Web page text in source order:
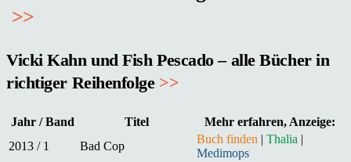
>>
Vicki Kahn und Fish Pescado – alle Bücher in
richtiger Reihenfolge >>
Jahr / Band Titel
Mehr erfahren, Anzeige:
2013 / 1
Bad Cop
Buch finden | Thalia |
Medimops